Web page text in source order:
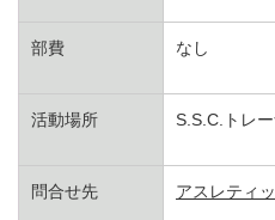
部費 なし
活動場所 S.S.C.トレ
問合せ先 アスレティ